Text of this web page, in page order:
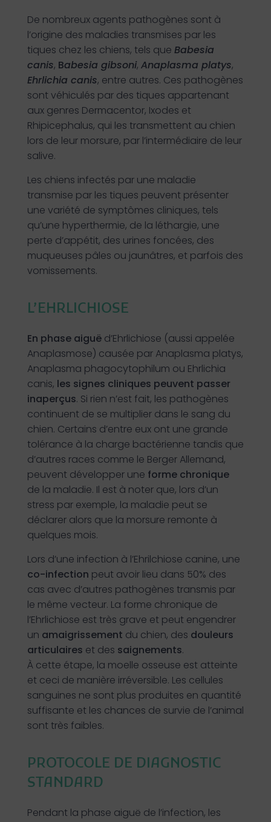
De nombreux agents pathogènes sont à
l’origine des maladies transmises par les
tiques chez les chiens, tels que Babesia
canis, Babesia gibsoni, Anaplasma platys,
Ehrlichia canis, entre autres. Ces pathogènes
sont véhiculés par des tiques appartenant
aux genres Dermacentor, Ixodes et
Rhipicephalus, qui les transmettent au chien
lors de leur morsure, par l’intermédiaire de leur
salive.
Les chiens infectés par une maladie
transmise par les tiques peuvent présenter
une variété de symptômes cliniques, tels
qu’une hyperthermie, de la léthargie, une
perte d’appétit, des urines foncées, des
muqueuses pâles ou jaunâtres, et parfois des
vomissements.
L’EHRLICHIOSE
En phase aiguë d’Ehrlichiose (aussi appelée
Anaplasmose) causée par Anaplasma platys,
Anaplasma phagocytophilum ou Ehrlichia
canis, les signes cliniques peuvent passer
inaperçus. Si rien n’est fait, les pathogènes
continuent de se multiplier dans le sang du
chien. Certains d’entre eux ont une grande
tolérance à la charge bactérienne tandis que
d’autres races comme le Berger Allemand,
peuvent développer une forme chronique
de la maladie. Il est à noter que, lors d’un
stress par exemple, la maladie peut se
déclarer alors que la morsure remonte à
quelques mois.
Lors d’une infection à l’Ehrilchiose canine, une
co-infection peut avoir lieu dans 50% des
cas avec d’autres pathogènes transmis par
le même vecteur. La forme chronique de
l’Ehrlichiose est très grave et peut engendrer
un amaigrissement du chien, des douleurs
articulaires et des saignements.
À cette étape, la moelle osseuse est atteinte
et ceci de manière irréversible. Les cellules
sanguines ne sont plus produites en quantité
suffisante et les chances de survie de l’animal
sont très faibles.
PROTOCOLE DE DIAGNOSTIC
STANDARD
Pendant la phase aiguë de l’infection, les